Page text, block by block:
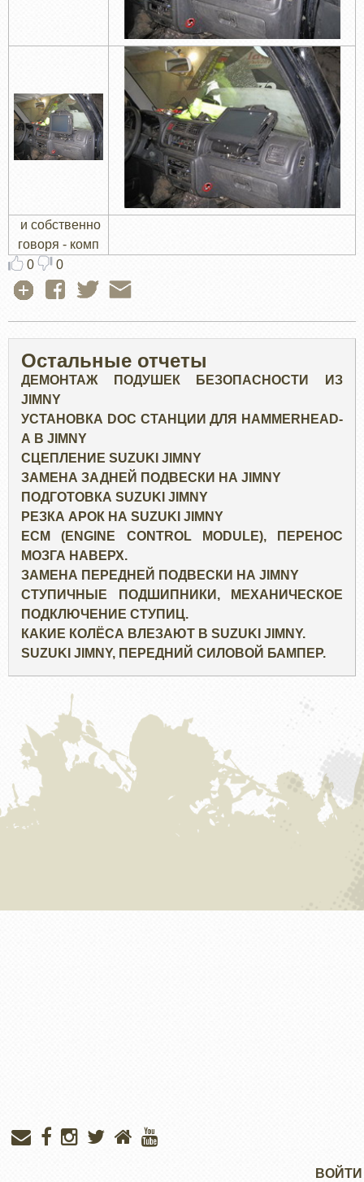
и собственно
говоря - комп
0
0
Остальные отчеты
ДЕМОНТАЖ ПОДУШЕК БЕЗОПАСНОСТИ ИЗ
JIMNY
УСТАНОВКА DOC СТАНЦИИ ДЛЯ HAMMERHEAD-
А В JIMNY
СЦЕПЛЕНИЕ SUZUKI JIMNY
ЗАМЕНА ЗАДНЕЙ ПОДВЕСКИ НА JIMNY
ПОДГОТОВКА SUZUKI JIMNY
РЕЗКА АРОК НА SUZUKI JIMNY
ECM (ENGINE CONTROL MODULE), ПЕРЕНОС
МОЗГА НАВЕРХ.
ЗАМЕНА ПЕРЕДНЕЙ ПОДВЕСКИ НА JIMNY
СТУПИЧНЫЕ ПОДШИПНИКИ, МЕХАНИЧЕСКОЕ
ПОДКЛЮЧЕНИЕ СТУПИЦ.
КАКИЕ КОЛЁСА ВЛЕЗАЮТ В SUZUKI JIMNY.
SUZUKI JIMNY, ПЕРЕДНИЙ СИЛОВОЙ БАМПЕР.
ВОЙТИ